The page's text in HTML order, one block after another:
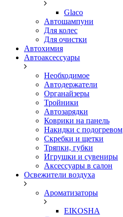
Glaco
Автошампуни
Для колес
Для очистки
Автохимия
Автоаксессуары
Необходимое
Автодержатели
Органайзеры
Тройники
Автозарядки
Коврики на панель
Накидки с подогревом
Скребки и щетки
Тряпки, губки
Игрушки и сувениры
Аксессуары в салон
Освежители воздуха
Ароматизаторы
EIKOSHA